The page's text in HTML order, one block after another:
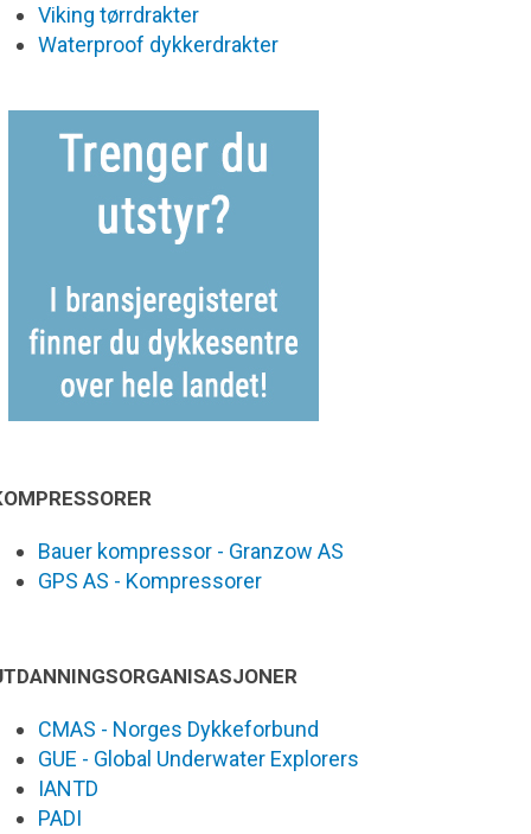
Viking tørrdrakter
Waterproof dykkerdrakter
Bauer kompressor - Granzow AS
GPS AS - Kompressorer
CMAS - Norges Dykkeforbund
GUE - Global Underwater Explorers
IANTD
PADI